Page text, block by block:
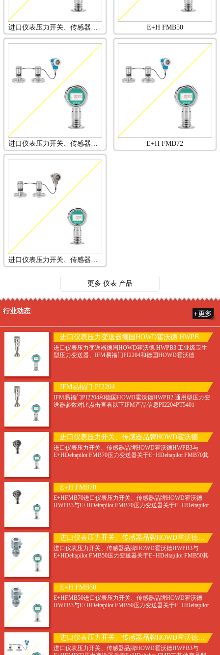
E+H FMB50
进口仪表压力开关、传感器品牌HOWD霍沃德 HWPB3与E+H E+H FMD72
进口仪表压力开关、传感器品牌HOWD霍沃德与E+H Delta
更多 仪表 产品
行业动态
进口仪表压力变送器德国HOWD霍沃德 HWPB3 工业级卫生
型压力变送器、IFM易福门PI2204和德国HOWD霍沃德
IFM易福门 PI2204
IFM易福门PI2204和德国HOWD霍沃德HWPB2 通用型压力变
送器参数对比点击查看以下IFM产品信息PI2204PT5401
进口仪表压力开关、传感器品牌HOWD霍沃德 E+H Deltapilot FMB70
进口仪表压力开关、传感器品牌HOWD霍沃德HWPB3与
E+HDeltapilot FMB70压力变送器关于E+HDeltapilot FMB70其
E+H FMB70
E+HFMB70进口仪表压力开关、传感器品牌HOWD霍沃德
HWPB3与E+HDeltapilot FMB70压力变送器关于E+HDeltapilot
进口仪表压力开关、传感器品牌HOWD霍沃德HWPB3与
E+HDeltapilot FMB50压力变送器关于E+HDeltapilot FMB50其
E+H FMB50
E+HFMB50进口仪表压力开关、传感器品牌HOWD霍沃德
HWPB3与E+HDeltapilot FMB50压力变送器关于E+HDeltapilot
进口仪表压力开关、传感器品牌HOWD霍沃德 HWPB3与E+H
进口仪表压力开关、传感器品牌HOWD霍沃德HWPB3与